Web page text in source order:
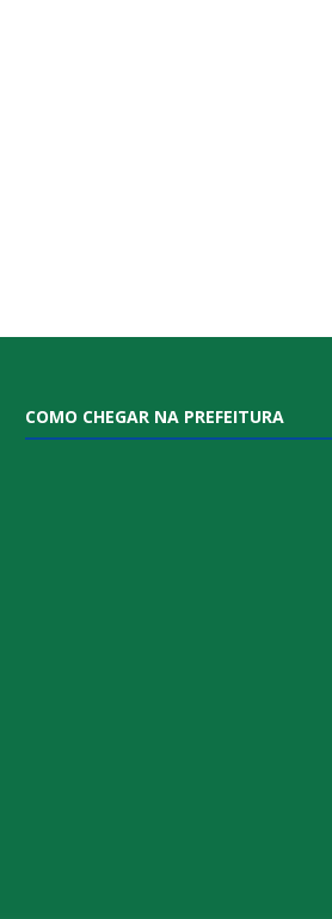
COMO CHEGAR NA PREFEITURA